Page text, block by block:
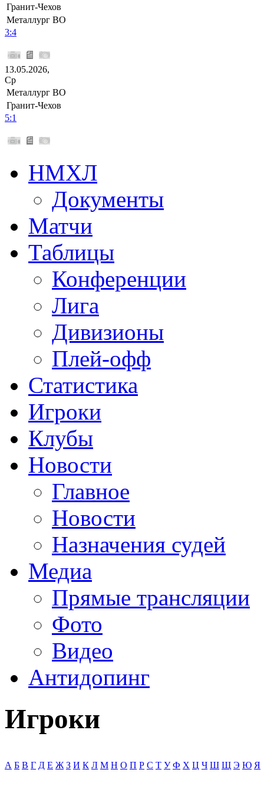
Гранит-Чехов
Металлург ВО
3:4
13.05.2026,
Ср
Металлург ВО
Гранит-Чехов
5:1
НМХЛ
Документы
Матчи
Таблицы
Конференции
Лига
Дивизионы
Плей-офф
Статистика
Игроки
Клубы
Новости
Главное
Новости
Назначения судей
Медиа
Прямые трансляции
Фото
Видео
Антидопинг
Игроки
А Б В Г Д Е Ж З И К Л М Н О П Р С Т У Ф Х Ц Ч Ш Щ Э Ю Я